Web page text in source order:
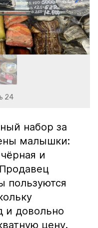
24
набор за
малышки:
и
пользуются
и довольно
цену.